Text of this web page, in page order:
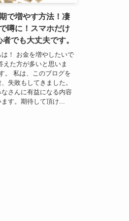
で増やす方法！凄
噂に！スマホだけ
でも大丈夫です。
！ お金を増やしたいで
えた方が多いと思いま
。 私は、このブログを
失敗もしてきました。
さんに有益になる内容
す。期待して頂け...